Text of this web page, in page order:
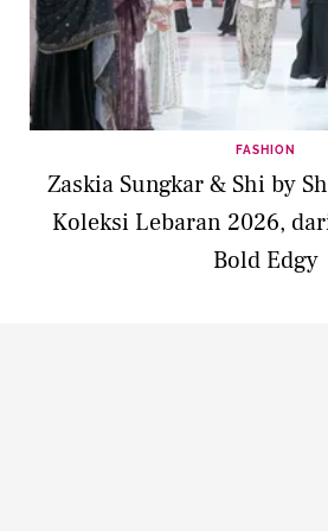
FASHION
Zaskia Sungkar & Shi by
Koleksi Lebaran 2026,
Bold Edgy